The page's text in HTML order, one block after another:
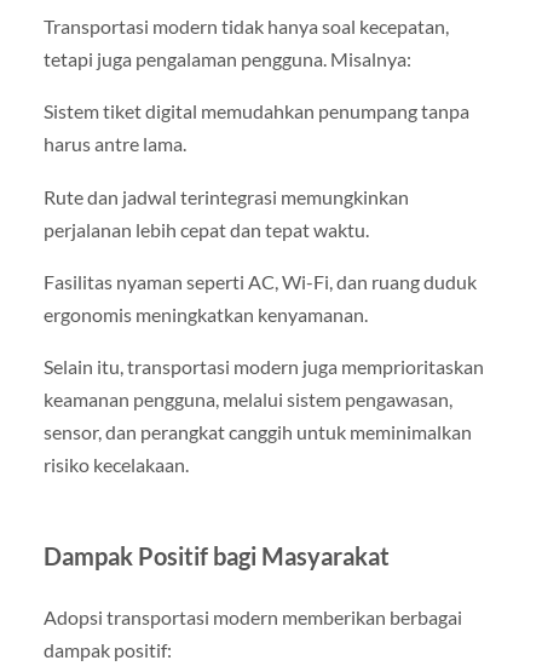
Transportasi modern tidak hanya soal kecepatan,
tetapi juga pengalaman pengguna. Misalnya:
Sistem tiket digital memudahkan penumpang tanpa
harus antre lama.
Rute dan jadwal terintegrasi memungkinkan
perjalanan lebih cepat dan tepat waktu.
Fasilitas nyaman seperti AC, Wi-Fi, dan ruang duduk
ergonomis meningkatkan kenyamanan.
Selain itu, transportasi modern juga memprioritaskan
keamanan pengguna, melalui sistem pengawasan,
sensor, dan perangkat canggih untuk meminimalkan
risiko kecelakaan.
Dampak Positif bagi Masyarakat
Adopsi transportasi modern memberikan berbagai
dampak positif: